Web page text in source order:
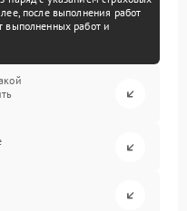
после выполнения работ
выполненных работ и